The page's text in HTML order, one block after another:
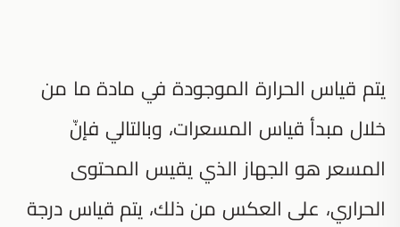
يتم قياس الحرارة الموجودة في مادة ما من
خلال مبدأ قياس المسعرات، وبالتالي فإنّ
المسعر هو الجهاز الذي يقيس المحتوى
الحراري، على العكس من ذلك، يتم قياس درجة